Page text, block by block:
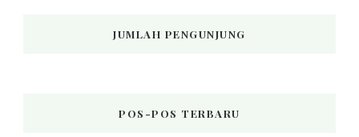
JUMLAH PENGUNJUNG
POS-POS TERBARU